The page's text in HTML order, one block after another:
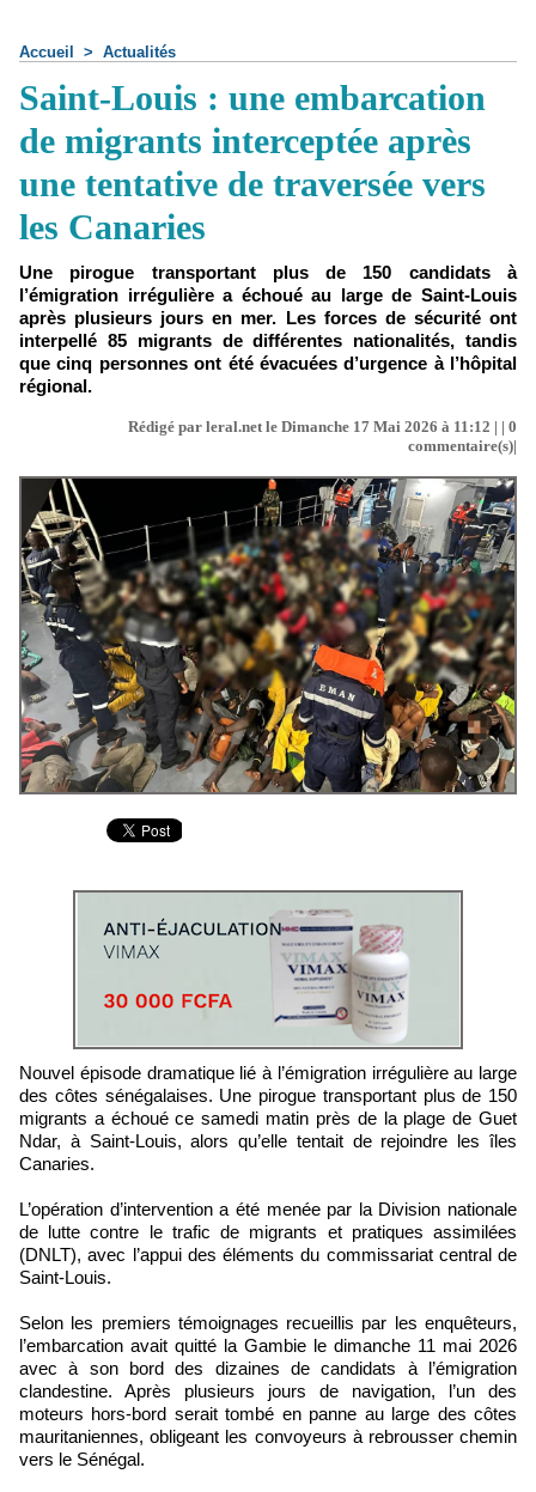
Accueil > Actualités
Saint-Louis : une embarcation
de migrants interceptée après
une tentative de traversée vers
les Canaries
Une pirogue transportant plus de 150 candidats à
l’émigration irrégulière a échoué au large de Saint-Louis
après plusieurs jours en mer. Les forces de sécurité ont
interpellé 85 migrants de différentes nationalités, tandis
que cinq personnes ont été évacuées d’urgence à l’hôpital
régional.
Rédigé par leral.net le Dimanche 17 Mai 2026 à 11:12 | | 0
commentaire(s)|
Nouvel épisode dramatique lié à l’émigration irrégulière au large
des côtes sénégalaises. Une pirogue transportant plus de 150
migrants a échoué ce samedi matin près de la plage de Guet
Ndar, à Saint-Louis, alors qu’elle tentait de rejoindre les îles
Canaries.
L’opération d’intervention a été menée par la Division nationale
de lutte contre le trafic de migrants et pratiques assimilées
(DNLT), avec l’appui des éléments du commissariat central de
Saint-Louis.
Selon les premiers témoignages recueillis par les enquêteurs,
l’embarcation avait quitté la Gambie le dimanche 11 mai 2026
avec à son bord des dizaines de candidats à l’émigration
clandestine. Après plusieurs jours de navigation, l’un des
moteurs hors-bord serait tombé en panne au large des côtes
mauritaniennes, obligeant les convoyeurs à rebrousser chemin
vers le Sénégal.